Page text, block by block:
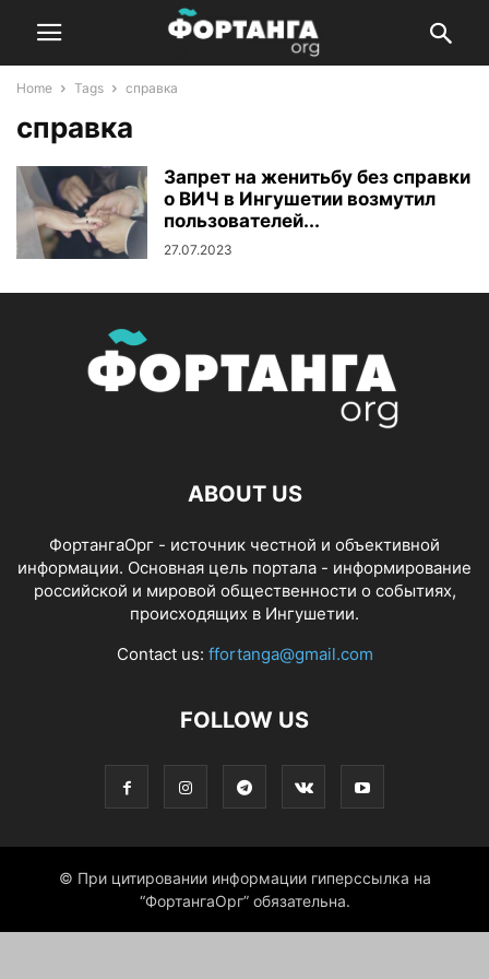
Home Tags справка
справка
Запрет на женитьбу без справки
о ВИЧ в Ингушетии возмутил
пользователей...
27.07.2023
ABOUT US
ФортангаОрг - источник честной и объективной
информации. Основная цель портала - информирование
российской и мировой общественности о событиях,
происходящих в Ингушетии.
Contact us: ffortanga@gmail.com
FOLLOW US
© При цитировании информации гиперссылка на
“ФортангаОрг” обязательна.